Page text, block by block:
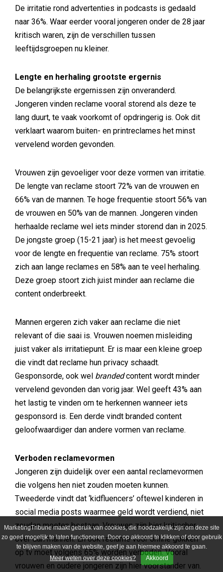
MarketingTribune maakt gebruik van cookies, die noodzakelijk zijn om deze site
zo goed mogelijk te laten functioneren. Door op akkoord te klikken of door gebruik
te blijven maken van de website, geef je aan hiermee akkoord te gaan.
Meer weten over deze cookies?
Akkoord
De irritatie rond advertenties in podcasts is gedaald
naar 36%. Waar eerder vooral jongeren onder de 28 jaar
kritisch waren, zijn de verschillen tussen
leeftijdsgroepen nu kleiner.
Lengte en herhaling grootste ergernis
De belangrijkste ergernissen zijn onveranderd.
Jongeren vinden reclame vooral storend als deze te
lang duurt, te vaak voorkomt of opdringerig is. Ook dit
verklaart waarom buiten- en printreclames het minst
vervelend worden gevonden.
Vrouwen zijn gevoeliger voor deze vormen van irritatie.
De lengte van reclame stoort 72% van de vrouwen en
66% van de mannen. Te hoge frequentie stoort 56% van
de vrouwen en 50% van de mannen. Jongeren vinden
herhaalde reclame wel iets minder storend dan in 2025.
De jongste groep (15-21 jaar) is het meest gevoelig
voor de lengte en frequentie van reclame. 75% stoort
zich aan lange reclames en 58% aan te veel herhaling.
Deze groep stoort zich juist minder aan reclame die
content onderbreekt.
Mannen ergeren zich vaker aan reclame die niet
relevant of die saai is. Vrouwen noemen misleiding
juist vaker als irritatiepunt. Er is maar een kleine groep
die vindt dat reclame hun privacy schaadt.
Gesponsorde, ook wel brandedcontent wordt minder
vervelend gevonden dan vorig jaar. Wel geeft 43% aan
het lastig te vinden om te herkennen wanneer iets
gesponsord is. Een derde vindt branded content
geloofwaardiger dan andere vormen van reclame.
Verboden reclamevormen
Jongeren zijn duidelijk over een aantal reclamevormen
die volgens hen niet zouden moeten kunnen.
Tweederde vindt dat ‘kidfluencers’ oftewel kinderen in
social media posts waarmee geld wordt verdiend, niet
zouden moeten bestaan. Vrouwen zijn hier kritischer
over dan mannen. En ook reclame voor online gokken
op tv moet volgens 65% worden verboden. Vooral
vrouwen en oudere jongeren zijn hier voorstander van.